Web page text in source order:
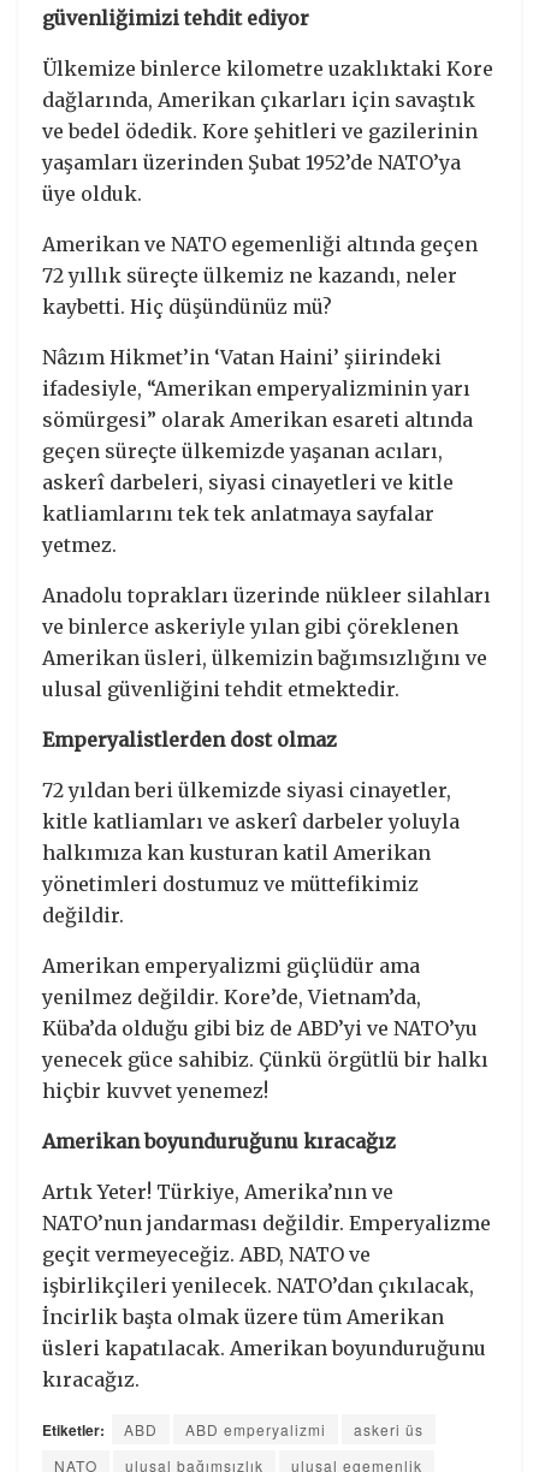
güvenliğimizi tehdit ediyor
Ülkemize binlerce kilometre uzaklıktaki Kore
dağlarında, Amerikan çıkarları için savaştık
ve bedel ödedik. Kore şehitleri ve gazilerinin
yaşamları üzerinden Şubat 1952’de NATO’ya
üye olduk.
Amerikan ve NATO egemenliği altında geçen
72 yıllık süreçte ülkemiz ne kazandı, neler
kaybetti. Hiç düşündünüz mü?
Nâzım Hikmet’in ‘Vatan Haini’ şiirindeki
ifadesiyle, “Amerikan emperyalizminin yarı
sömürgesi” olarak Amerikan esareti altında
geçen süreçte ülkemizde yaşanan acıları,
askerî darbeleri, siyasi cinayetleri ve kitle
katliamlarını tek tek anlatmaya sayfalar
yetmez.
Anadolu toprakları üzerinde nükleer silahları
ve binlerce askeriyle yılan gibi çöreklenen
Amerikan üsleri, ülkemizin bağımsızlığını ve
ulusal güvenliğini tehdit etmektedir.
Emperyalistlerden dost olmaz
72 yıldan beri ülkemizde siyasi cinayetler,
kitle katliamları ve askerî darbeler yoluyla
halkımıza kan kusturan katil Amerikan
yönetimleri dostumuz ve müttefikimiz
değildir.
Amerikan emperyalizmi güçlüdür ama
yenilmez değildir. Kore’de, Vietnam’da,
Küba’da olduğu gibi biz de ABD’yi ve NATO’yu
yenecek güce sahibiz. Çünkü örgütlü bir halkı
hiçbir kuvvet yenemez!
Amerikan boyunduruğunu kıracağız
Artık Yeter! Türkiye, Amerika’nın ve
NATO’nun jandarması değildir. Emperyalizme
geçit vermeyeceğiz. ABD, NATO ve
işbirlikçileri yenilecek. NATO’dan çıkılacak,
İncirlik başta olmak üzere tüm Amerikan
üsleri kapatılacak. Amerikan boyunduruğunu
kıracağız.
Etiketler: ABD ABD emperyalizmi
askeri üs
NATO
ulusal bağımsızlık ulusal egemenlik